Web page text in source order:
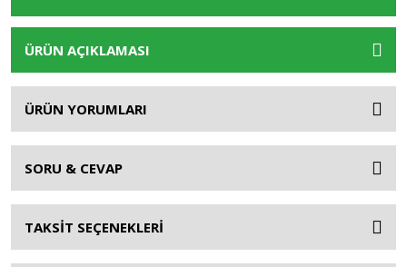
ÜRÜN AÇIKLAMASI
ÜRÜN YORUMLARI
SORU & CEVAP
TAKSİT SEÇENEKLERİ